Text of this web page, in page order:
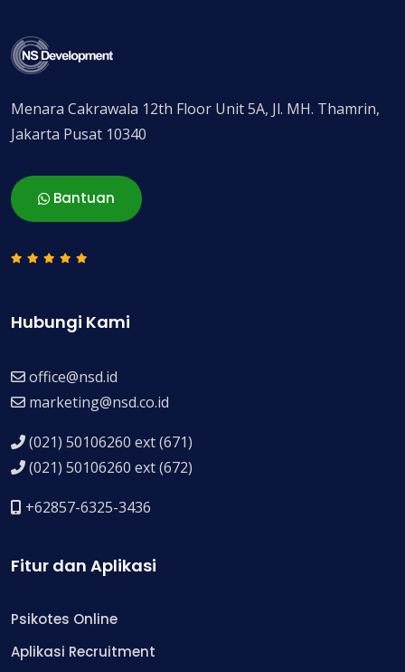
Menara Cakrawala 12th Floor Unit 5A, Jl. MH. Thamrin,
Jakarta Pusat 10340
Bantuan
Hubungi Kami
office@nsd.id
marketing@nsd.co.id
(021) 50106260 ext (671)
(021) 50106260 ext (672)
+62857-6325-3436
Fitur dan Aplikasi
Psikotes Online
Aplikasi Recruitment